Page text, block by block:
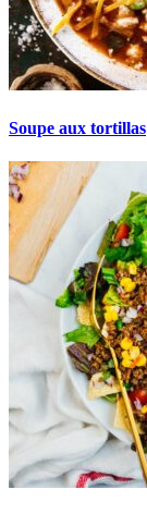
Soupe aux tortillas